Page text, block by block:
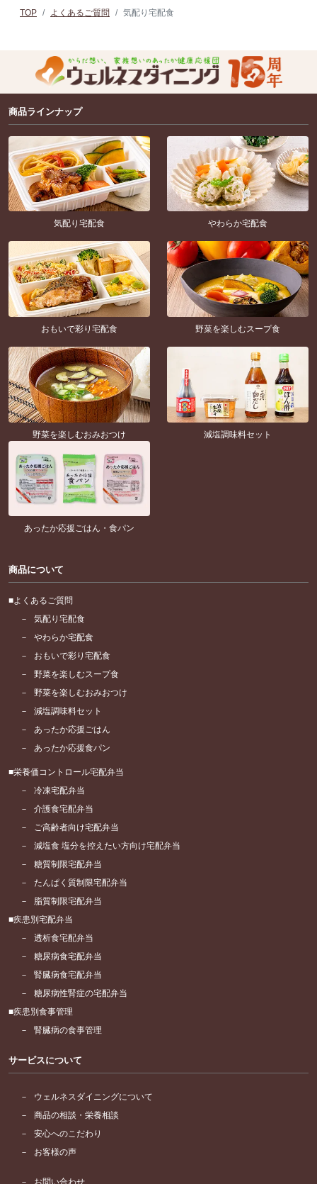
TOP よくあるご質問 気配り宅配食
商品ラインナップ
気配り宅配食 やわらか宅配食
おもいで彩り宅配食 野菜を楽しむスープ食
野菜を楽しむおみおつけ 減塩調味料セット
あったか応援ごはん・食パン
商品について
よくあるご質問
気配り宅配食
やわらか宅配食
おもいで彩り宅配食
野菜を楽しむスープ食
野菜を楽しむおみおつけ
減塩調味料セット
あったか応援ごはん
あったか応援食パン
栄養価コントロール宅配弁当
冷凍宅配弁当
介護食宅配弁当
ご高齢者向け宅配弁当
減塩食 塩分を控えたい方向け宅配弁当
糖質制限宅配弁当
たんぱく質制限宅配弁当
脂質制限宅配弁当
疾患別宅配弁当
透析食宅配弁当
糖尿病食宅配弁当
腎臓病食宅配弁当
糖尿病性腎症の宅配弁当
疾患別食事管理
腎臓病の食事管理
サービスについて
ウェルネスダイニングについて
商品の相談・栄養相談
安心へのこだわり
お客様の声